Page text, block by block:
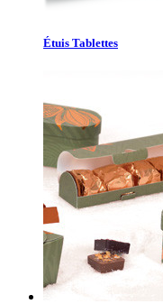
Étuis Tablettes